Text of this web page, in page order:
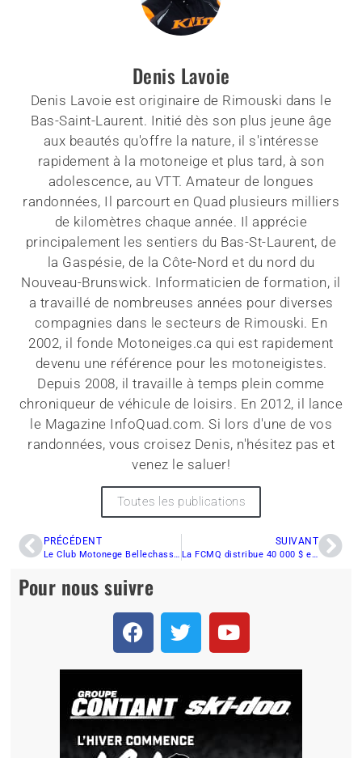
Denis Lavoie
Denis Lavoie est originaire de Rimouski dans le
Bas-Saint-Laurent. Initié dès son plus jeune âge
aux beautés qu'offre la nature, il s'intéresse
rapidement à la motoneige et plus tard, à son
adolescence, au VTT. Amateur de longues
randonnées, Il parcourt en Quad plusieurs milliers
de kilomètres chaque année. Il apprécie
principalement les sentiers du Bas-St-Laurent, de
la Gaspésie, de la Côte-Nord et du nord du
Nouveau-Brunswick. Informaticien de formation, il
a travaillé de nombreuses années pour diverses
compagnies dans le secteurs de Rimouski. En
2002, il fonde Motoneiges.ca qui est rapidement
devenu une référence pour les motoneigistes.
Depuis 2008, il travaille à temps plein comme
chroniqueur de véhicule de loisirs. En 2012, il lance
le Magazine InfoQuad.com. Si lors d'une de vos
randonnées, vous croisez Denis, n'hésitez pas et
venez le saluer!
Toutes les publications
PRÉCÉDENT
Le Club Motonege Bellechasse remercie un propriétaire foncier
SUIVANT
La FCMQ distribue 40 000 $ en prix aux propriétaires fonciers pour les remercier
Pour nous suivre